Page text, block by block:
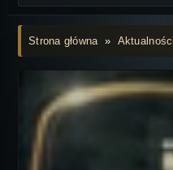
Strona główna» Aktualności